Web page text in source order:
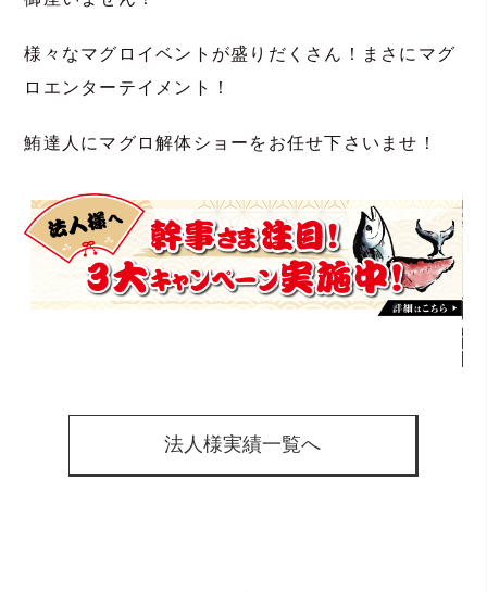
様々なマグロイベントが盛りだくさん！まさにマグ
ロエンターテイメント！
鮪達人にマグロ解体ショーをお任せ下さいませ！
法人様実績一覧へ